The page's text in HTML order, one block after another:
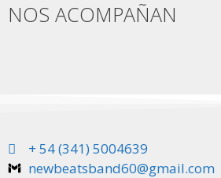
NOS ACOMPAÑAN
+ 54 (341) 5004639
newbeatsband60@gmail.com